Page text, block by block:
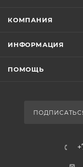
КОМПАНИЯ
ИНФОРМАЦИЯ
ПОМОЩЬ